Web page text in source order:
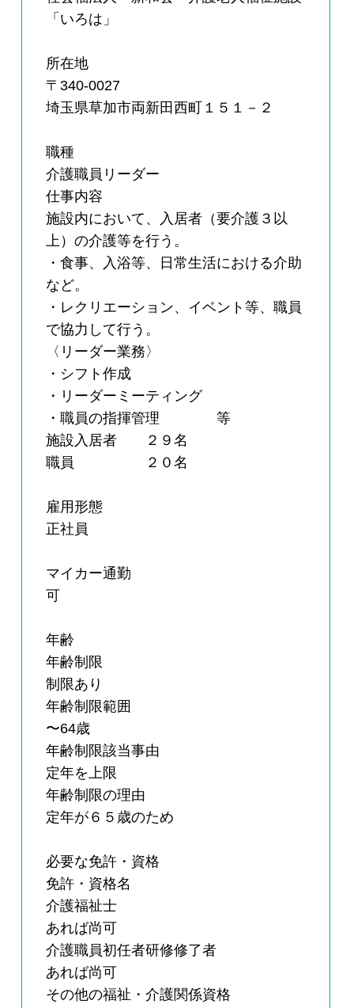
「いろは」
所在地
〒340-0027
埼玉県草加市両新田西町１５１－２
職種
介護職員リーダー
仕事内容
施設内において、入居者（要介護３以
上）の介護等を行う。
・食事、入浴等、日常生活における介助
など。
・レクリエーション、イベント等、職員
で協力して行う。
〈リーダー業務〉
・シフト作成
・リーダーミーティング
・職員の指揮管理 等
施設入居者 ２９名
職員 ２０名
雇用形態
正社員
マイカー通勤
可
年齢
年齢制限
制限あり
年齢制限範囲
〜64歳
年齢制限該当事由
定年を上限
年齢制限の理由
定年が６５歳のため
必要な免許・資格
免許・資格名
介護福祉士
あれば尚可
介護職員初任者研修修了者
あれば尚可
その他の福祉・介護関係資格